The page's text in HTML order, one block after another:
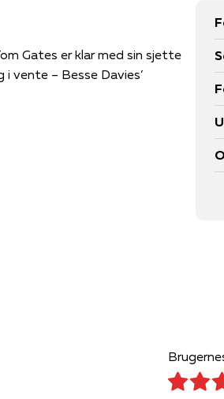
Gates er klar med sin sjette
vente – Besse Davies’